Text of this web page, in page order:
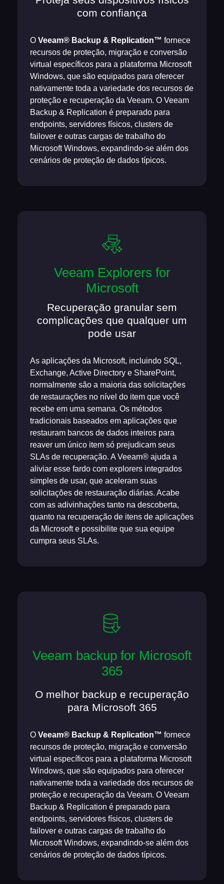
com confiança
O Veeam® Backup & Replication™ fornece
recursos de proteção, migração e conversão
virtual específicos para a plataforma Microsoft
Windows, que são equipados para oferecer
nativamente toda a variedade dos recursos de
proteção e recuperação da Veeam. O Veeam
Backup & Replication é preparado para
endpoints, servidores físicos, clusters de
failover e outras cargas de trabalho do
Microsoft Windows, expandindo-se além dos
cenários de proteção de dados típicos.
Veeam Explorers for
Microsoft
Recuperação granular sem
complicações que qualquer um
pode usar
As aplicações da Microsoft, incluindo SQL,
Exchange, Active Directory e SharePoint,
normalmente são a maioria das solicitações
de restaurações no nível do item que você
recebe em uma semana. Os métodos
tradicionais baseados em aplicações que
restauram bancos de dados inteiros para
reaver um único item só prejudicam seus
SLAs de recuperação. A Veeam® ajuda a
aliviar esse fardo com explorers integrados
simples de usar, que aceleram suas
solicitações de restauração diárias. Acabe
com as adivinhações tanto na descoberta,
quanto na recuperação de itens de aplicações
da Microsoft e possibilite que sua equipe
cumpra seus SLAs.
Veeam backup for Microsoft
365
O melhor backup e recuperação
para Microsoft 365
O Veeam® Backup & Replication™ fornece
recursos de proteção, migração e conversão
virtual específicos para a plataforma Microsoft
Windows, que são equipados para oferecer
nativamente toda a variedade dos recursos de
proteção e recuperação da Veeam. O Veeam
Backup & Replication é preparado para
endpoints, servidores físicos, clusters de
failover e outras cargas de trabalho do
Microsoft Windows, expandindo-se além dos
cenários de proteção de dados típicos.